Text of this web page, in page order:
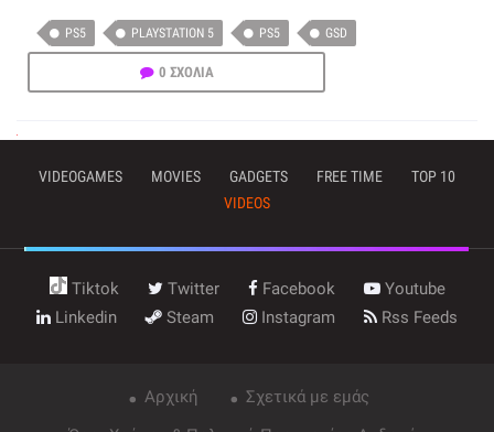
PS5 PLAYSTATION 5 PS5 GSD
0 ΣΧΟΛΙΑ
VIDEOGAMES MOVIES GADGETS FREE TIME
TOP 10
VIDEOS
Tiktok Twitter Facebook
Youtube
Linkedin
Steam Instagram Rss Feeds
Αρχική
Σχετικά με εμάς